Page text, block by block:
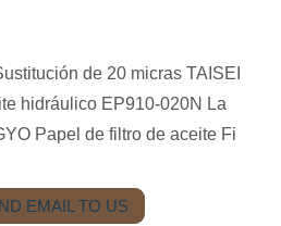
de 20 micras TAISEI
hidráulico EP910-020N La
Papel de filtro de aceite Fi
EMAIL TO US